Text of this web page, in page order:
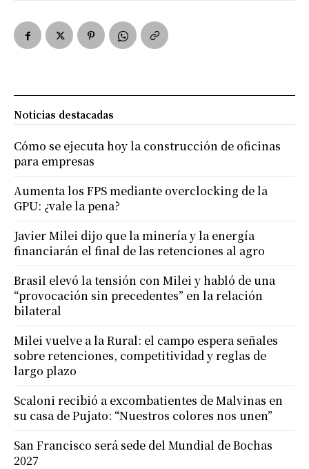
Noticias destacadas
Cómo se ejecuta hoy la construcción de oficinas
para empresas
Aumenta los FPS mediante overclocking de la
GPU: ¿vale la pena?
Javier Milei dijo que la minería y la energía
financiarán el final de las retenciones al agro
Brasil elevó la tensión con Milei y habló de una
“provocación sin precedentes” en la relación
bilateral
Milei vuelve a la Rural: el campo espera señales
sobre retenciones, competitividad y reglas de
largo plazo
Scaloni recibió a excombatientes de Malvinas en
su casa de Pujato: “Nuestros colores nos unen”
San Francisco será sede del Mundial de Bochas
2027